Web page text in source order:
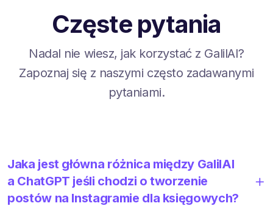
Częste pytania
Nadal nie wiesz, jak korzystać z GalilAI?
Zapoznaj się z naszymi często zadawanymi
pytaniami.
Jaka jest główna różnica między GalilAI
a ChatGPT jeśli chodzi o tworzenie
postów na Instagramie dla księgowych?